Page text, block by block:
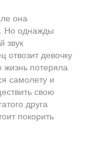
она
Но однажды
звук
отвозит девочку
жизнь потеряла
самолету и
свою
друга
покорить